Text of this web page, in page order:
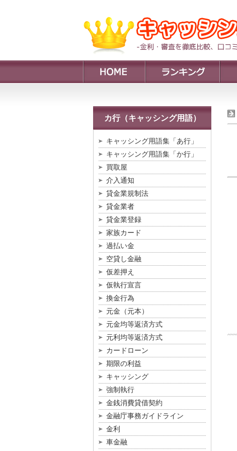
カ行（キャッシング用語）
キャッシング用語集「あ行」
キャッシング用語集「か行」
買取屋
介入通知
貸金業規制法
貸金業者
貸金業登録
家族カード
過払い金
空貸し金融
仮差押え
仮執行宣言
換金行為
元金（元本）
元金均等返済方式
元利均等返済方式
カードローン
期限の利益
キャッシング
強制執行
金銭消費貸借契約
金融庁事務ガイドライン
金利
車金融